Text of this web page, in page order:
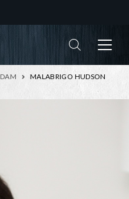
DAM
MALABRIGO HUDSON